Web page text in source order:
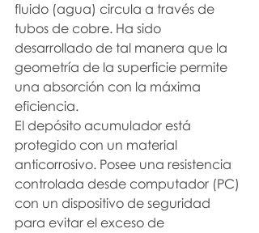
fluido (agua) circula a través de
tubos de cobre. Ha sido
desarrollado de tal manera que la
geometría de la superficie permite
una absorción con la máxima
eficiencia.
El depósito acumulador está
protegido con un material
anticorrosivo. Posee una resistencia
controlada desde computador (PC)
con un dispositivo de seguridad
para evitar el exceso de